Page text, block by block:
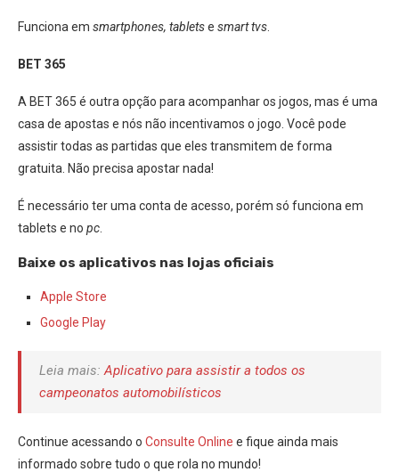
Funciona em smartphones, tabletse smart tvs
BET 365
A BET 365 é outra opção para acompanhar os jogos, mas é uma
casa de apostas e nós não incentivamos o jogo. Você pode
assistir todas as partidas que eles transmitem de forma
gratuita. Não precisa apostar nada!
É necessário ter uma conta de acesso, porém só funciona em
tablets e no pc
Baixe os aplicativos nas lojas oficiais
Apple Store
Google Play
Leia mais: Aplicativo para assistir a todos os
campeonatos automobilísticos
Continue acessando o Consulte Online e fique ainda mais
informado sobre tudo o que rola no mundo!